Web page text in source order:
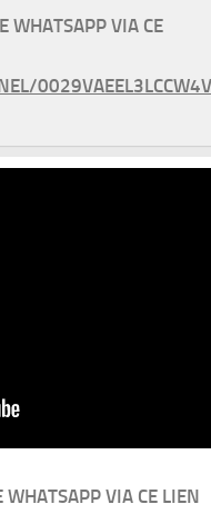
WHATSAPP VIA CE
VIA CE LIEN